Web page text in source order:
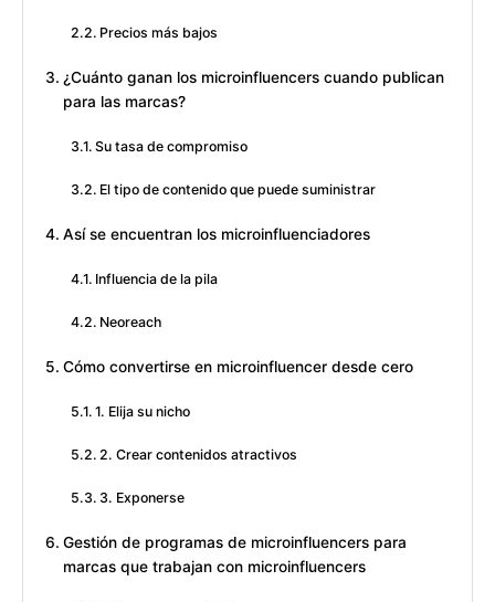
Precios más bajos
¿Cuánto ganan los microinfluencers cuando publican
para las marcas?
Su tasa de compromiso
El tipo de contenido que puede suministrar
Así se encuentran los microinfluenciadores
Influencia de la pila
Neoreach
Cómo convertirse en microinfluencer desde cero
1. Elija su nicho
2. Crear contenidos atractivos
3. Exponerse
Gestión de programas de microinfluencers para
marcas que trabajan con microinfluencers